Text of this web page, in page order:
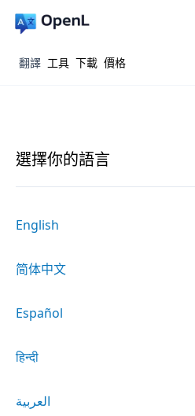
翻譯 工具 下載 價格
選擇你的語言
English
简体中文
Español
हिन्दी
العربية